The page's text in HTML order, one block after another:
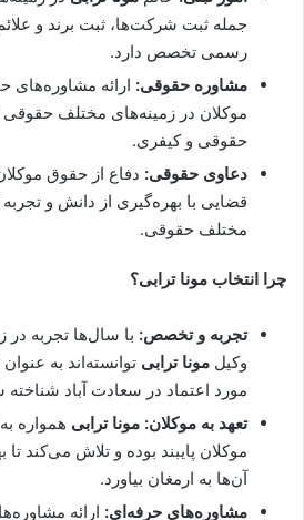
جمله ثبت شرکت‌ها، ثبت برند و
رسمی تخصص دارد.
مشاوره حقوقی: ارائه مشاوره‌های
موکلان در زمینه‌های مختلف حقوقی
حقوقی و کیفری.
دعاوی حقوقی: دفاع از حقوق
قضایی با بهره‌گیری از دانش و
مختلف حقوقی.
چرا انتخاب مونا ترابی؟
تجربه و تخصص: با سال‌ها تجربه
وکیل مونا ترابی توانسته‌اند به
مورد اعتماد در سعادت آباد شناخته
تعهد به موکلان: مونا ترابی همواره
موکلان پایبند بوده و تلاش می‌کند تا
آن‌ها به ارمغان بیاورد.
مشاوره‌های حرفه‌ای: ارائه